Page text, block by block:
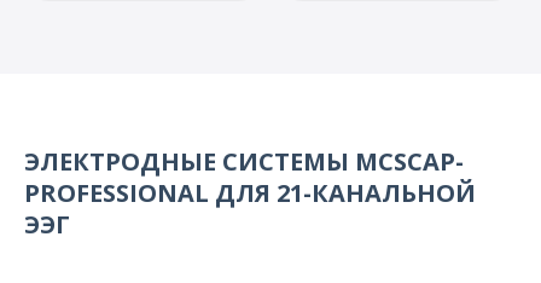
ЭЛЕКТРОДНЫЕ СИСТЕМЫ MCSCAP-
PROFESSIONAL ДЛЯ 21-КАНАЛЬНОЙ
ЭЭГ